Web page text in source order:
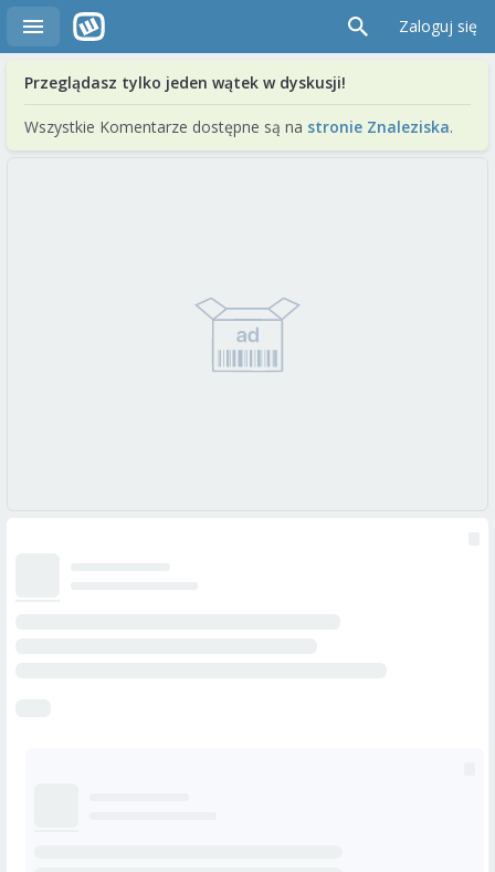
Zaloguj się
Przeglądasz tylko jeden wątek w dyskusji!
Wszystkie Komentarze dostępne są na stronie Znaleziska.